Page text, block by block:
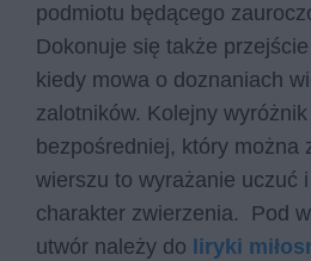
podmiotu będącego
Dokonuje się także
kiedy mowa o doznaniach
zalotników. Kolejny
bezpośredniej, który można
wierszu to wyrażanie uczuć
charakter zwierzenia. Pod
utwór należy do liryki